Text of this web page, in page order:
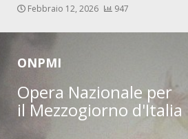
Febbraio 12, 2026 947
ONPMI
Opera Nazionale per
il Mezzogiorno d'Italia